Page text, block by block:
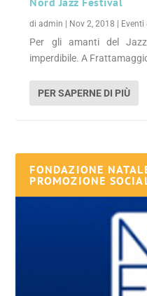
diadmin Nov 2, 2018 Eventi
Per gli amanti del
imperdibile. A
PER SAPERNE DI PIÙ
FONDAZIONE
PROMOZIONE